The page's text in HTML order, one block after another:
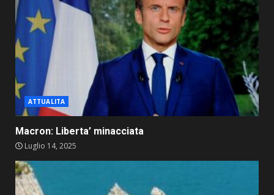
ATTUALITA
Macron: Liberta’ minacciata
Luglio 14, 2025